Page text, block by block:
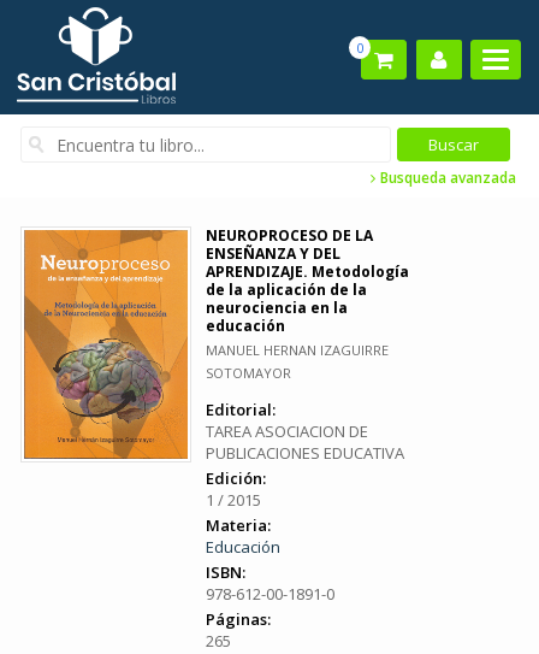
0
Busqueda avanzada
NEUROPROCESO DE LA
ENSEÑANZA Y DEL
APRENDIZAJE. Metodología
de la aplicación de la
neurociencia en la
educación
MANUEL HERNAN IZAGUIRRE
SOTOMAYOR
Editorial:
TAREA ASOCIACION DE
PUBLICACIONES EDUCATIVA
Edición:
1 / 2015
Materia:
Educación
ISBN:
978-612-00-1891-0
Páginas:
265